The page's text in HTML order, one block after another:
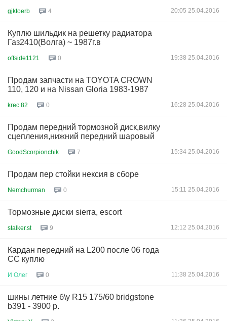
gjktoerb 4 20:05 25.04.2016
Куплю шильдик на решетку радиатора
Газ2410(Волга) ~ 1987г.в
offside1121 0 19:38 25.04.2016
Продам запчасти на TOYOTA CROWN
110, 120 и на Nissan Gloria 1983-1987
krec 82 0 16:28 25.04.2016
Продам передний тормозной диск,вилку
сцепления,нижний передний шаровый
GoodScorpionchik 7 15:34 25.04.2016
Продам пер стойки нексия в сборе
Nemchurman 0 15:11 25.04.2016
Тормозные диски sierra, escort
stalker.st 9 12:12 25.04.2016
Кардан передний на L200 после 06 года
СС куплю
И Олег 0 11:38 25.04.2016
шины летние б\у R15 175/60 bridgstone
b391 - 3900 p.